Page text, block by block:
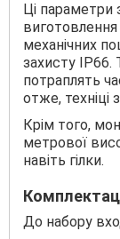
Ці параметри
виготовлення
механічних
захисту IP66.
потраплять
отже, техніці
Крім того,
метрової
навіть гілки.
До набору